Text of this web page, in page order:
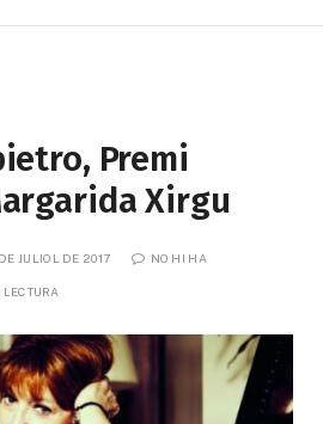
Premi
Xirgu
JULIOL DE 2017 NO HI HA